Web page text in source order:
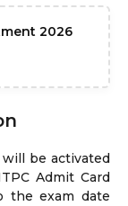
2026
be activated
Admit Card
the exam date